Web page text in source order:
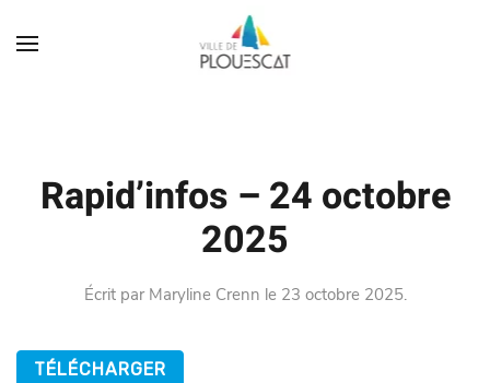
Rapid’infos – 24 octobre
2025
Écrit par Maryline Crenn le 23 octobre 2025.
TÉLÉCHARGER